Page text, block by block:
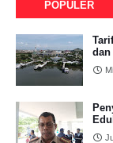
POPULER
dan